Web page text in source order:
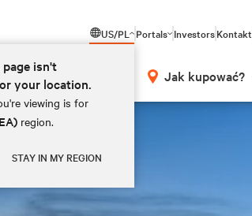
US/PL
isn't
your location.
viewing is for
region.
STAY IN MY REGION
Portals InvestorsKontakt
Jak kupować?